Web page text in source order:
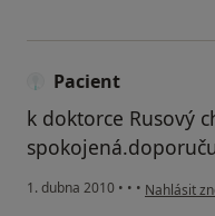
Pacient
k doktorce Rusový
1. dubna 2010 • • • podle
Nahlásit